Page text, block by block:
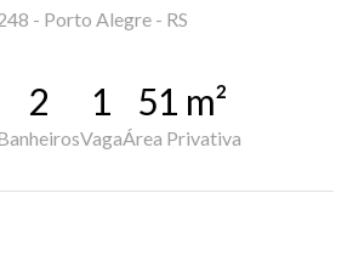
- Porto Alegre - RS
2 1
Vaga
51 m²
Área Privativa